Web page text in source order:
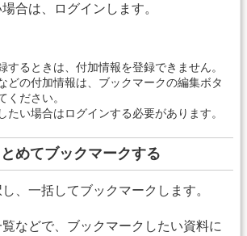
合は、ログインします。
するときは、付加情報を登録できません。
どの付加情報は、ブックマークの編集ボタ
ください。
たい場合はログインする必要があります。
めてブックマークする
、一括してブックマークします。
などで、ブックマークしたい資料に